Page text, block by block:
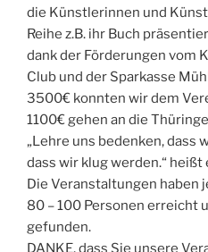
die Künstlerinnen und
Reihe z.B. ihr Buch
dank der Förderungen vom
Club und der Sparkasse
3500€ konnten wir dem
1100€ gehen an die
„Lehre uns bedenken, dass
dass wir klug werden.“ heißt
Die Veranstaltungen haben
80 – 100 Personen erreicht
gefunden.
DANKE, dass Sie unsere